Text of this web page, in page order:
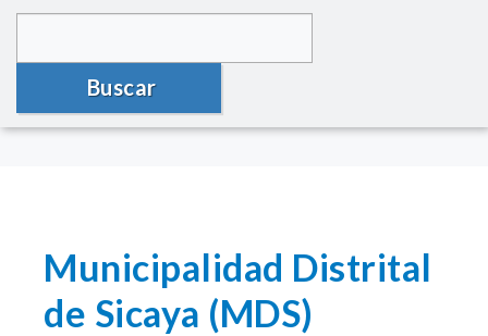
Buscar
Municipalidad Distrital
de Sicaya (MDS)